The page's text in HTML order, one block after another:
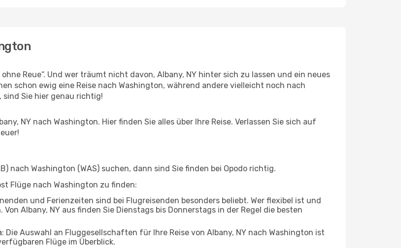
Reue“. Und wer träumt nicht davon, Albany, NY hinter sich zu lassen und ein neues
schon ewig eine Reise nach Washington, während andere vielleicht noch nach
sind Sie hier genau richtig!
NY nach Washington. Hier finden Sie alles über Ihre Reise. Verlassen Sie sich auf
nach Washington (WAS) suchen, dann sind Sie finden bei Opodo richtig.
Flüge nach Washington zu finden:
und Ferienzeiten sind bei Flugreisenden besonders beliebt. Wer flexibel ist und
Albany, NY aus finden Sie Dienstags bis Donnerstags in der Regel die besten
: Die Auswahl an Fluggesellschaften für Ihre Reise von Albany, NY nach Washington ist
Flüge im Überblick.